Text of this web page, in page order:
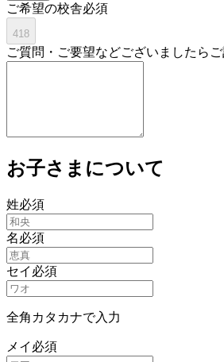
ご希望の校舎必須
418
ご質問・ご要望などございましたらご
お子さまについて
姓必須
名必須
セイ 必須
全角カタカナで入力
メイ 必須